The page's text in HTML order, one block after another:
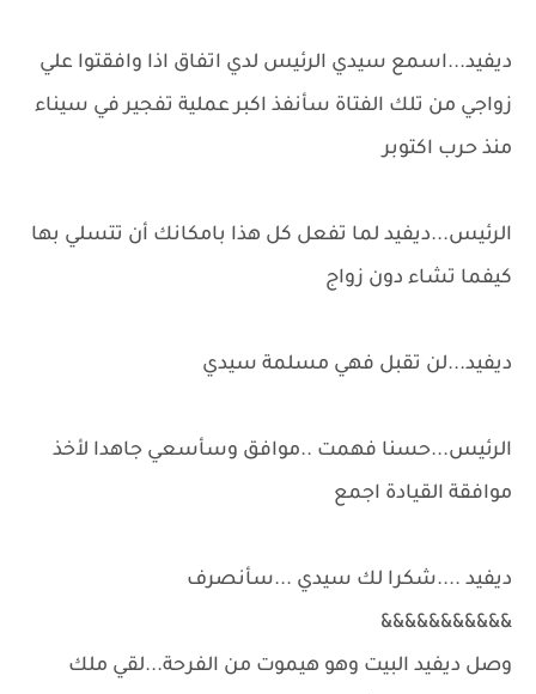
ديفيد...اسمع سيدي الرئيس لدي اتفاق اذا وافقتوا علي
زواجي من تلك الفتاة سأنفذ اكبر عملية تفجير في سيناء
منذ حرب اكتوبر
الرئيس...ديفيد لما تفعل كل هذا بامكانك أن تتسلي بها
كيفما تشاء دون زواج
ديفيد...لن تقبل فهي مسلمة سيدي
الرئيس...حسنا فهمت ..موافق وسأسعي جاهدا لأخذ
موافقة القيادة اجمع
ديفيد ....شكرا لك سيدي ...سأنصرف
&&&&&&&&&&&
وصل ديفيد البيت وهو هيموت من الفرحة...لقي ملك